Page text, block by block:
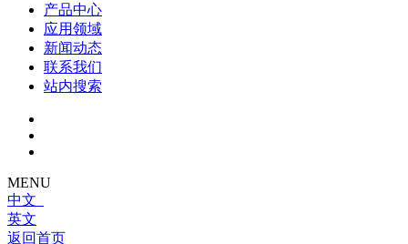
产品中心
应用领域
新闻动态
联系我们
站内搜索
MENU
中文
英文
返回首页